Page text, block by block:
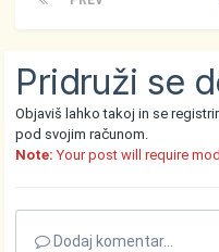
Pridruži se
Objaviš lahko takoj in se
pod svojim računom.
Note: Your post will require
Dodaj komentar...